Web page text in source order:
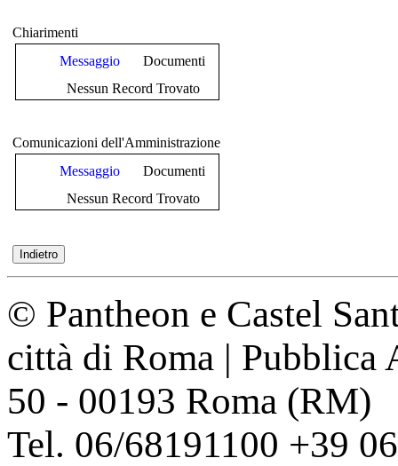
Chiarimenti
Messaggio
Documenti
Nessun Record Trovato
Comunicazioni dell'Amministrazione
Messaggio
Documenti
Nessun Record Trovato
© Pantheon e Castel
città di Roma | Pubblica
50 - 00193 Roma (RM)
Tel. 06/68191100 +39